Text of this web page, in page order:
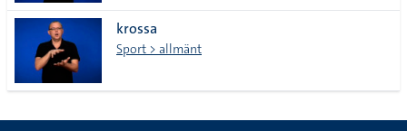
krossa
Sport > allmänt